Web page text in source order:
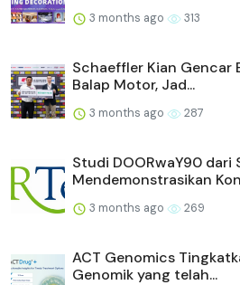
3 months ago 313
Schaeffler Kian Gencar
Balap Motor, Jad...
3 months ago 287
Studi DOORwaY90 dari
Mendemonstrasikan
3 months ago 269
ACT Genomics
Genomik yang telah...